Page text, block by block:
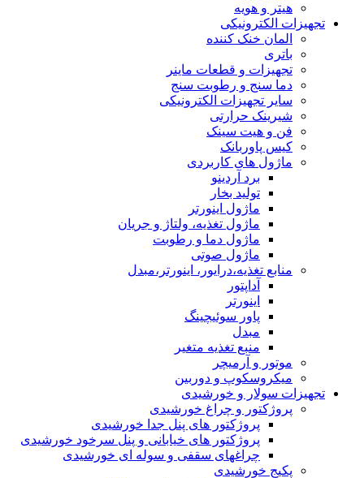
هیتر و هویه
تجهیزات الکترونیکی
المان خنک کننده
باتری
تجهیزات و قطعات ماینر
دما سنج و رطوبت سنج
سایر تجهیزات الکترونیکی
شیرینک حرارتی
فن و هیت سینک
کیس پاوربانک
ماژول های کاربردی
برد آردینو
تولید بخار
ماژول اینورتر
ماژول تغذیه، ولتاژ و جریان
ماژول دما و رطوبت
ماژول صوتی
منابع تغذیه،درایور، اینورتر،مبدل
آداپتور
اینورتر
پاور سوئیچینگ
مبدل
منبع تغذیه متغیر
موتور و آرمیچر
میکروسکوپ و دوربین
تجهیزات سولار و خورشیدی
پروژکتور و چراغ خورشیدی
پروژکتور های پنل جدا خورشیدی
پروژکتور های خیابانی و پنل سرخود خورشیدی
چراغهای سقفی و سوله ای خورشیدی
پکیج خورشیدی